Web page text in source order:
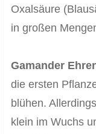
Oxalsäure
in großen
Gamander
die ersten
blühen.
klein im Wuchs